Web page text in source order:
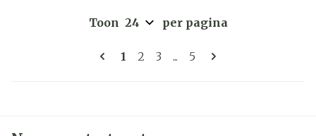
Pagina's
U lees momenteel pagina
1 Pagina
2 Pagina
3 ... Pagina
5
Toon per pagina